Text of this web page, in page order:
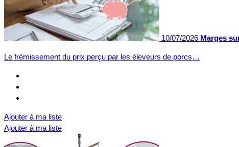
10/07/2026 Marges
Le frémissement du prix perçu par les éleveurs de porcs…
Ajouter à ma liste
Ajouter à ma liste